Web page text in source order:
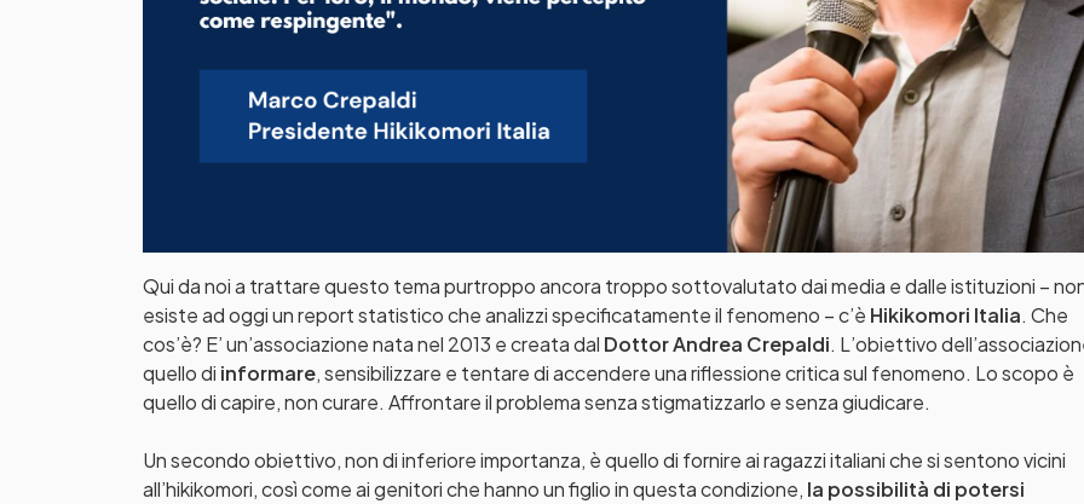
Qui da noi a trattare questo tema purtroppo ancora troppo sottovalutato dai media e dalle istituzioni –
esiste ad oggi un report statistico che analizzi specificatamente il fenomeno – c’è Hikikomori Italia. Che
cos’è? E’ un’associazione nata nel 2013 e creata dal Dottor Andrea Crepaldi. L’obiettivo
quello di informare, sensibilizzare e tentare di accendere una riflessione critica sul fenomeno. Lo scopo è
quello di capire, non curare. Affrontare il problema senza stigmatizzarlo e senza giudicare.
Un secondo obiettivo, non di inferiore importanza, è quello di fornire ai ragazzi italiani che si sentono vicini
all’hikikomori, così come ai genitori che hanno un figlio in questa condizione, la possibilità di potersi